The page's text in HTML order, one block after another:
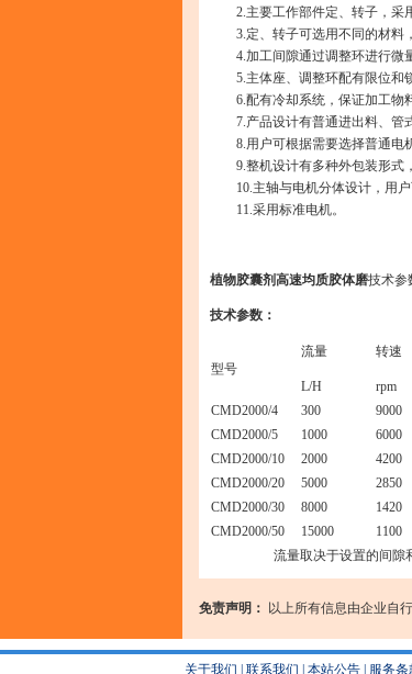
2.主要工作部件定、转子，采用
3.定、转子可选用不同的材料，
4.加工间隙通过调整环进行微量
5.主体座、调整环配有限位和锁
6.配有冷却系统，保证加工物料
7.产品设计有普通进出料、管式
8.用户可根据需要选择普通电机
9.整机设计有多种外包装形式，
10.主轴与电机分体设计，用户
11.采用标准电机。
植物胶囊剂高速均质胶体磨技术参
技术参数：
型号
流量
L/H
转速
rpm
CMD2000/4
300 9000
CMD2000/5
1000 6000
CMD2000/10
2000 4200
CMD2000/20
5000 2850
CMD2000/30
8000 1420
CMD2000/50
15000 1100
流量取决于设置的间隙
免责声明： 以上所有信息由企业自
关于我们 联系我们 本站公告 服务条